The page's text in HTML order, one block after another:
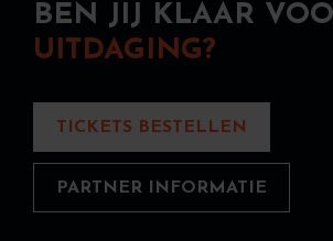
BEN JIJ KLAAR
UITDAGING?
TICKETS BESTELLEN
PARTNER INFORMATIE